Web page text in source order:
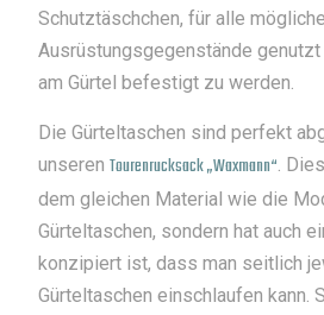
Schutztäschchen, für alle
Ausrüstungsgegenstände
am Gürtel befestigt zu werden.
Die Gürteltaschen sind perfekt
unserenTourenrucksack „Waxmann“.
dem gleichen Material wie die
Gürteltaschen, sondern hat auch
konzipiert ist, dass man seitlich
Gürteltaschen einschlaufen kann.